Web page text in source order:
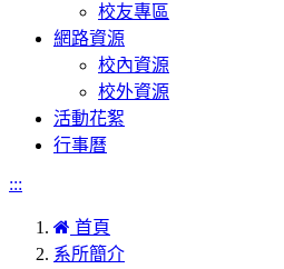
校友專區
網路資源
校內資源
校外資源
活動花絮
行事曆
:::
首頁
系所簡介